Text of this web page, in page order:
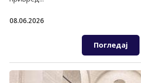
08.06.2026
Погледај